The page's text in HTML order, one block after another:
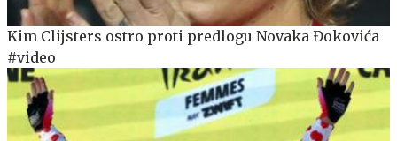
Kim Clijsters ostro proti predlogu Novaka Đokovića
#video